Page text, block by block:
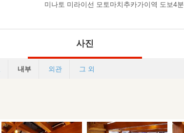
미나토 미라이선 모토마치추카가이역 도보4분
사진
내부 외관 그 외